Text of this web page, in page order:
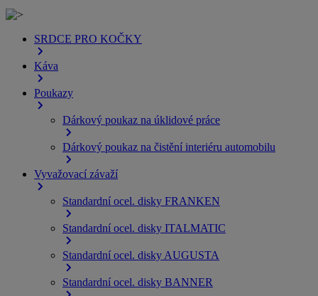
SRDCE PRO KOČKY
Káva
Poukazy
Dárkový poukaz na úklidové práce
Dárkový poukaz na čistění interiéru automobilu
Vyvažovací závaží
Standardní ocel. disky FRANKEN
Standardní ocel. disky ITALMATIC
Standardní ocel. disky AUGUSTA
Standardní ocel. disky BANNER